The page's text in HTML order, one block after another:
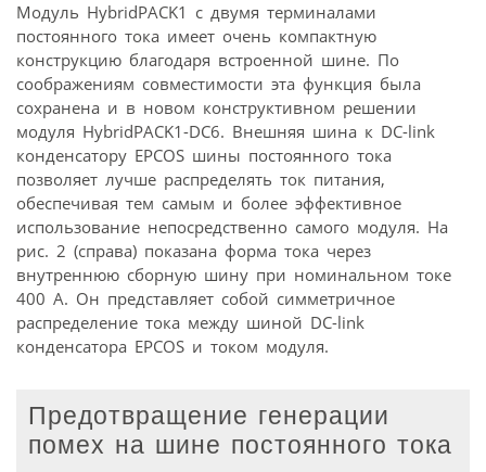
Модуль HybridPACK1 с двумя терминалами
постоянного тока имеет очень компактную
конструкцию благодаря встроенной шине. По
соображениям совместимости эта функция была
сохранена и в новом конструктивном решении
модуля HybridPACK1-DC6. Внешняя шина к DC-link
конденсатору EPCOS шины постоянного тока
позволяет лучше распределять ток питания,
обеспечивая тем самым и более эффективное
использование непосредственно самого модуля. На
рис. 2 (справа) показана форма тока через
внутреннюю сборную шину при номинальном токе
400 А. Он представляет собой симметричное
распределение тока между шиной DC-link
конденсатора EPCOS и током модуля.
Предотвращение генерации
помех на шине постоянного тока